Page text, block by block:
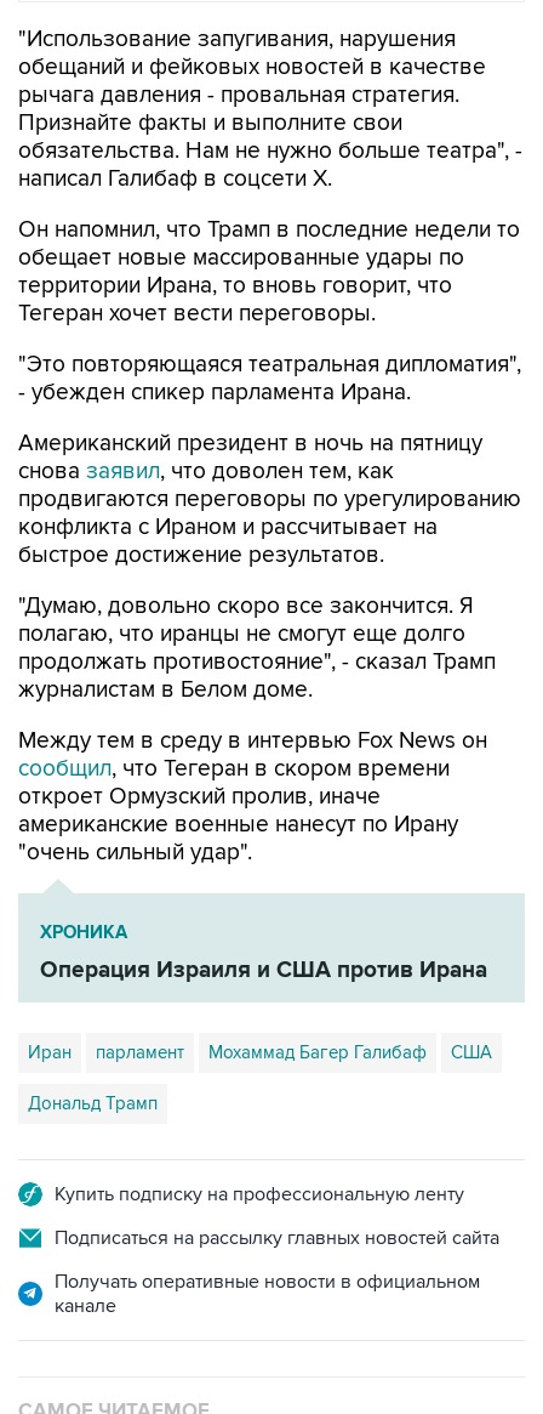
"Использование запугивания, нарушения
обещаний и фейковых новостей в качестве
рычага давления - провальная стратегия.
Признайте факты и выполните свои
обязательства. Нам не нужно больше театра", -
написал Галибаф в соцсети X.
Он напомнил, что Трамп в последние недели то
обещает новые массированные удары по
территории Ирана, то вновь говорит, что
Тегеран хочет вести переговоры.
"Это повторяющаяся театральная дипломатия",
- убежден спикер парламента Ирана.
Американский президент в ночь на пятницу
снова заявил, что доволен тем, как
продвигаются переговоры по урегулированию
конфликта с Ираном и рассчитывает на
быстрое достижение результатов.
"Думаю, довольно скоро все закончится. Я
полагаю, что иранцы не смогут еще долго
продолжать противостояние", - сказал Трамп
журналистам в Белом доме.
Между тем в среду в интервью Fox News он
сообщил, что Тегеран в скором времени
откроет Ормузский пролив, иначе
американские военные нанесут по Ирану
"очень сильный удар".
ХРОНИКА
Операция Израиля и США против Ирана
Иран парламент Мохаммад Багер Галибаф США
Дональд Трамп
Купить подписку на профессиональную ленту
Подписаться на рассылку главных новостей сайта
Получать оперативные новости в официальном
канале